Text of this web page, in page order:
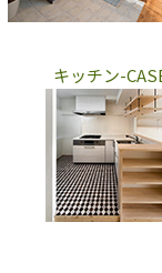
キッチン-